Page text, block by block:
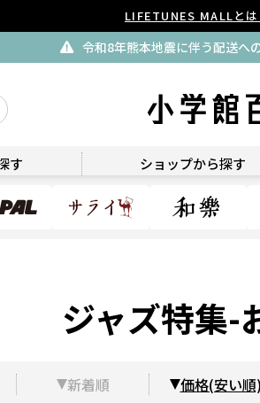
LIFETUNES MALLとは
令和8年熊本地震に伴う配送へ
す ショップから探す
ジャズ特集-
新着順 価格(安い順)